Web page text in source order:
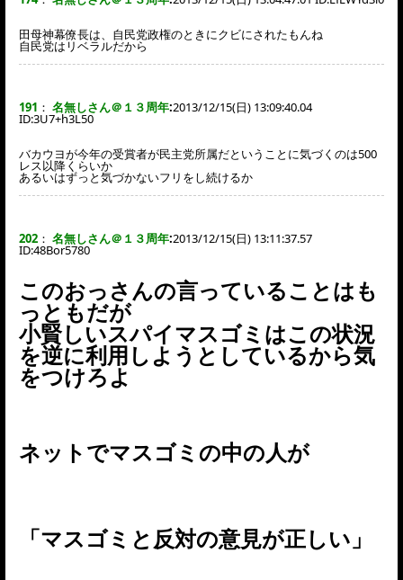
田母神幕僚長は、自民党政権のときにクビにされたもんね
自民党はリベラルだから
191 ： 名無しさん＠１３周年:2013/12/15(日) 13:09:40.04
ID:3U7+h3L50
バカウヨが今年の受賞者が民主党所属だということに気づくのは500
レス以降くらいか
あるいはずっと気づかないフリをし続けるか
202 ： 名無しさん＠１３周年:2013/12/15(日) 13:11:37.57
ID:48Bor5780
このおっさんの言っていることはも
っともだが
小賢しいスパイマスゴミはこの状況
を逆に利用しようとしているから気
をつけろよ
ネットでマスゴミの中の人が
「マスゴミと反対の意見が正しい」